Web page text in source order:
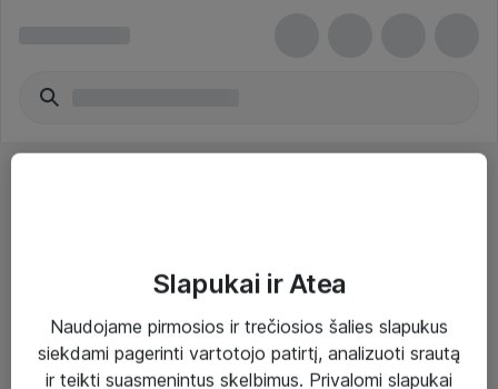
Paslaugos
Slapukai ir Atea
Naudojame pirmosios ir trečiosios šalies slapukus
siekdami pagerinti vartotojo patirtį, analizuoti srautą
ir teikti suasmenintus skelbimus. Privalomi slapukai